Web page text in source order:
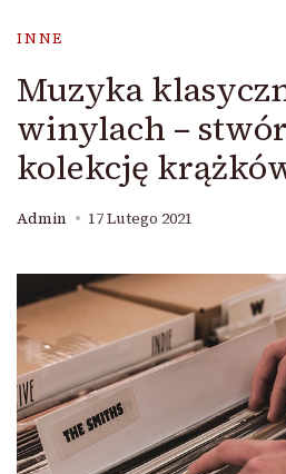
INNE
Muzyka
winylach –
kolekcję
Admin 17 Lutego 2021